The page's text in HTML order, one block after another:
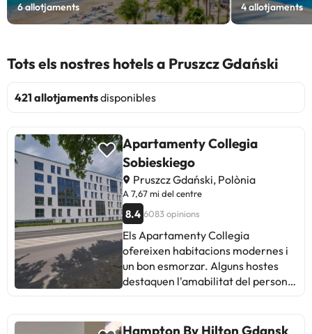
6allotjaments 4allotjaments
Tots els nostres hotels a Pruszcz Gdański
421 allotjamentsdisponibles
Apartamenty Collegia
Sobieskiego
Pruszcz Gdański, Polònia
A 7,67 mi del centre
8.4 6083 opinions
Els Apartamenty Collegia
ofereixen habitacions modernes i
un bon esmorzar. Alguns hostes
destaquen l'amabilitat del personal
mencionen llits incòmodes i sorolls
Hampton By Hilton Gdansk